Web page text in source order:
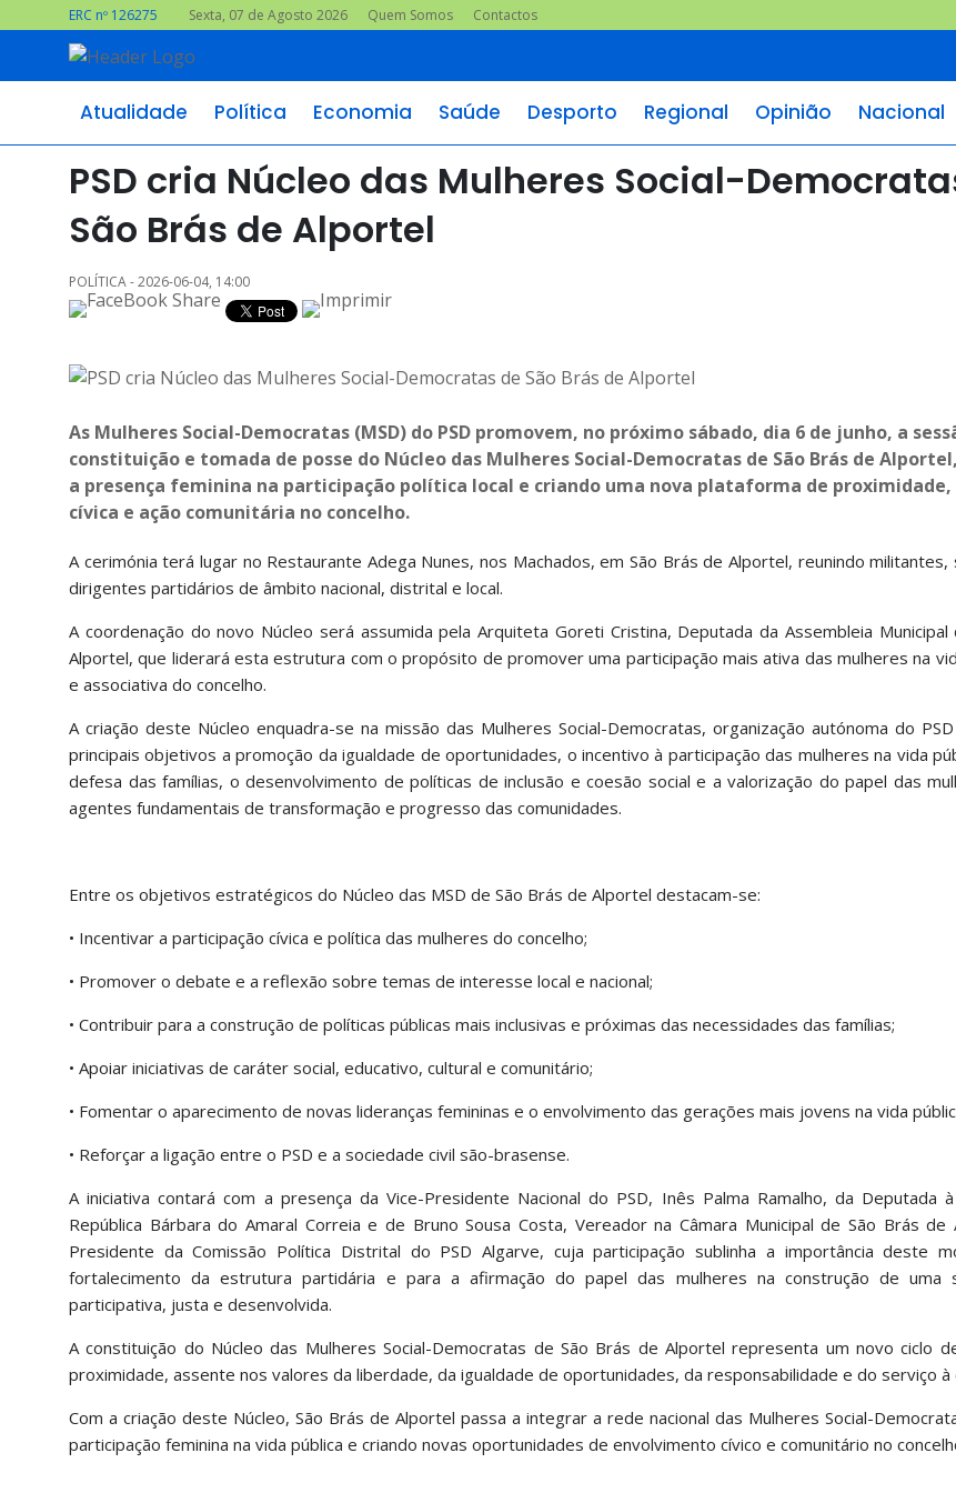
ERC nº 126275 Sexta, 07 de Agosto 2026 Quem Somos Contactos
Atualidade Política Economia Saúde Desporto Regional Opinião Nacional
PSD cria Núcleo das Mulheres Social-
São Brás de Alportel
POLÍTICA - 2026-06-04, 14:00
As Mulheres Social-Democratas (MSD) do PSD promovem, no próximo sábado, dia 6 de junho, a
constituição e tomada de posse do Núcleo das Mulheres Social-Democratas de São Brás de
a presença feminina na participação política local e criando uma nova plataforma de
cívica e ação comunitária no concelho.
A cerimónia terá lugar no Restaurante Adega Nunes, nos Machados, em São Brás de Alportel, reunindo
dirigentes partidários de âmbito nacional, distrital e local.
A coordenação do novo Núcleo será assumida pela Arquiteta Goreti Cristina, Deputada da Assembleia
Alportel, que liderará esta estrutura com o propósito de promover uma participação mais ativa das mulheres na
e associativa do concelho.
A criação deste Núcleo enquadra-se na missão das Mulheres Social-Democratas, organização autónoma do
principais objetivos a promoção da igualdade de oportunidades, o incentivo à participação das mulheres na vida
defesa das famílias, o desenvolvimento de políticas de inclusão e coesão social e a valorização do papel das
agentes fundamentais de transformação e progresso das comunidades.
Entre os objetivos estratégicos do Núcleo das MSD de São Brás de Alportel destacam-se:
• Incentivar a participação cívica e política das mulheres do concelho;
• Promover o debate e a reflexão sobre temas de interesse local e nacional;
• Contribuir para a construção de políticas públicas mais inclusivas e próximas das necessidades das famílias;
• Apoiar iniciativas de caráter social, educativo, cultural e comunitário;
• Fomentar o aparecimento de novas lideranças femininas e o envolvimento das gerações mais jovens na vida
• Reforçar a ligação entre o PSD e a sociedade civil são-brasense.
A iniciativa contará com a presença da Vice-Presidente Nacional do PSD, Inês Palma Ramalho, da Deputada
República Bárbara do Amaral Correia e de Bruno Sousa Costa, Vereador na Câmara Municipal de São Brás de
Presidente da Comissão Política Distrital do PSD Algarve, cuja participação sublinha a importância deste
fortalecimento da estrutura partidária e para a afirmação do papel das mulheres na construção de uma
participativa, justa e desenvolvida.
A constituição do Núcleo das Mulheres Social-Democratas de São Brás de Alportel representa um novo ciclo
proximidade, assente nos valores da liberdade, da igualdade de oportunidades, da responsabilidade e do serviço à
Com a criação deste Núcleo, São Brás de Alportel passa a integrar a rede nacional das Mulheres Social-
participação feminina na vida pública e criando novas oportunidades de envolvimento cívico e comunitário no